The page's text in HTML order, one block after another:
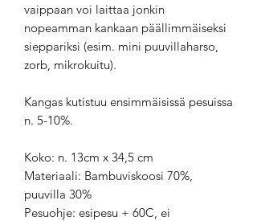
vaippaan voi laittaa jonkin
nopeamman kankaan päällimmäiseksi
sieppariksi (esim. mini puuvillaharso,
zorb, mikrokuitu).
Kangas kutistuu ensimmäisissä pesuissa
n. 5-10%.
Koko: n. 13cm x 34,5 cm
Materiaali: Bambuviskoosi 70%,
puuvilla 30%
Pesuohje: esipesu + 60C, ei